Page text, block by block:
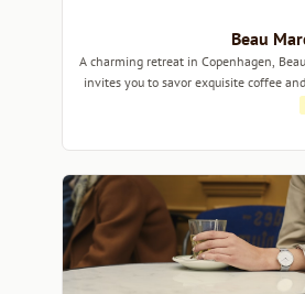
Beau
A charming retreat in Copenhagen,
invites you to savor exquisite coffee